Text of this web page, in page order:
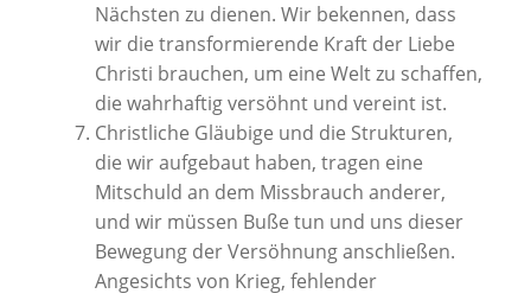
Nächsten zu dienen. Wir bekennen, dass
wir die transformierende Kraft der Liebe
Christi brauchen, um eine Welt zu schaffen,
die wahrhaftig versöhnt und vereint ist.
Christliche Gläubige und die Strukturen,
die wir aufgebaut haben, tragen eine
Mitschuld an dem Missbrauch anderer,
und wir müssen Buße tun und uns dieser
Bewegung der Versöhnung anschließen.
Angesichts von Krieg, fehlender